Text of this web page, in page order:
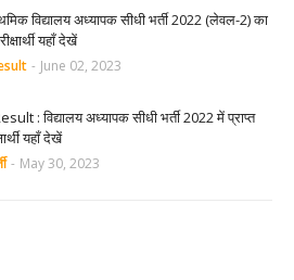
विद्यालय अध्यापक सीधी भर्ती 2022 (लेवल-2) का
यहाँ देखें
- June 02, 2023
: विद्यालय अध्यापक सीधी भर्ती 2022 में प्राप्त
यहाँ देखें
- May 30, 2023